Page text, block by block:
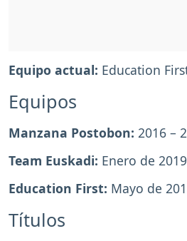
Equipo actual: Education
Equipos
Manzana Postobon: 2016 –
Team Euskadi: Enero de
Education First: Mayo de
Títulos